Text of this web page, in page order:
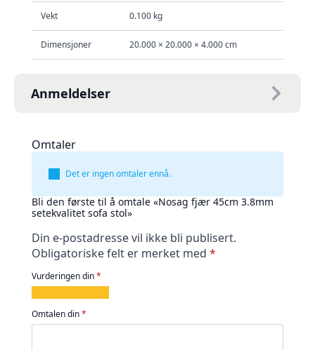
Vekt 0.100 kg
Dimensjoner 20.000 × 20.000 × 4.000 cm
Anmeldelser
Omtaler
Det er ingen omtaler ennå.
Bli den første til å omtale «Nosag fjær 45cm 3.8mm
setekvalitet sofa stol»
Din e-postadresse vil ikke bli publisert.
Obligatoriske felt er merket med *
Vurderingen din*
av
5
av
5
av
5
av
5 5
Omtalen din*